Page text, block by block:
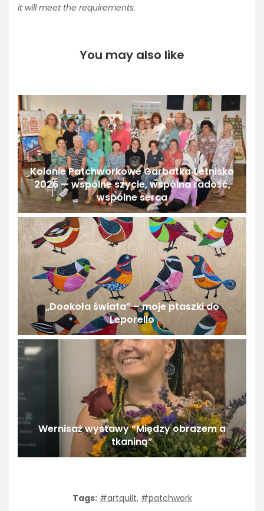
it will meet the requirements.
You may also like
Kolonie Patchworkowe Garbatka‑Letnisko
2026 — wspólne szycie, wspólna radość,
wspólne serca
„Dookoła świata” – moje ptaszki do
Leporello
Wernisaż wystawy “Między obrazem a
tkaniną”
Tags: #artquilt, #patchwork